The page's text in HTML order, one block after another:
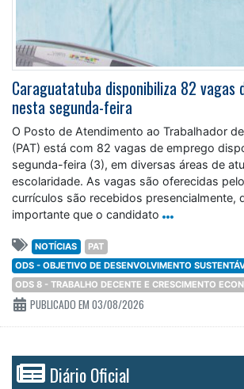
Caraguatatuba disponibiliza 82 vagas
nesta segunda-feira
O Posto de Atendimento ao Trabalhador
(PAT) está com 82 vagas de emprego
segunda-feira (3), em diversas áreas de
escolaridade. As vagas são oferecidas
currículos são recebidos presencialmente,
importante que o candidato
NOTÍCIAS
PAT
ODS - OBJETIVO DE DESENVOLVIMENTO
ODS 8 - TRABALHO DECENTE E CRESCIMENTO
PUBLICADO EM 03/08/2026
Diário Oficial